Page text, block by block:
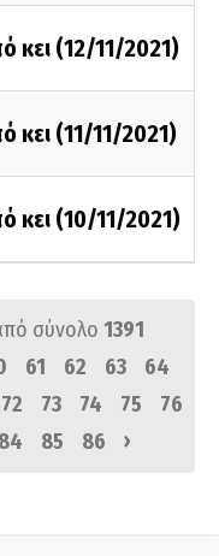
κει (12/11/2021)
κει (11/11/2021)
κει (10/11/2021)
σύνολο 1391
61 62 63
64
72 73 74 75
76
84 85 86 ›